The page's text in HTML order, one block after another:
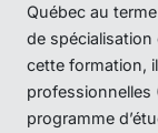
Québec au
de spécialisation
cette formation,
professionnelles
programme